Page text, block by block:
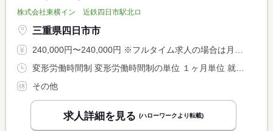
株式会社東横イン 近鉄四日市駅北ロ
三重県四日市市
240,000円〜240,000円 ※フルタイム求人の場合は月額（換算額）、パート求人の場合は時間額を表示しています。
その他
求人詳細を見る (ハローワークより転載)